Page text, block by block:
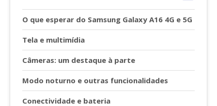
O que esperar do Samsung Galaxy A16 4G e 5G
Tela e multimídia
Câmeras: um destaque à parte
Modo noturno e outras funcionalidades
Conectividade e bateria